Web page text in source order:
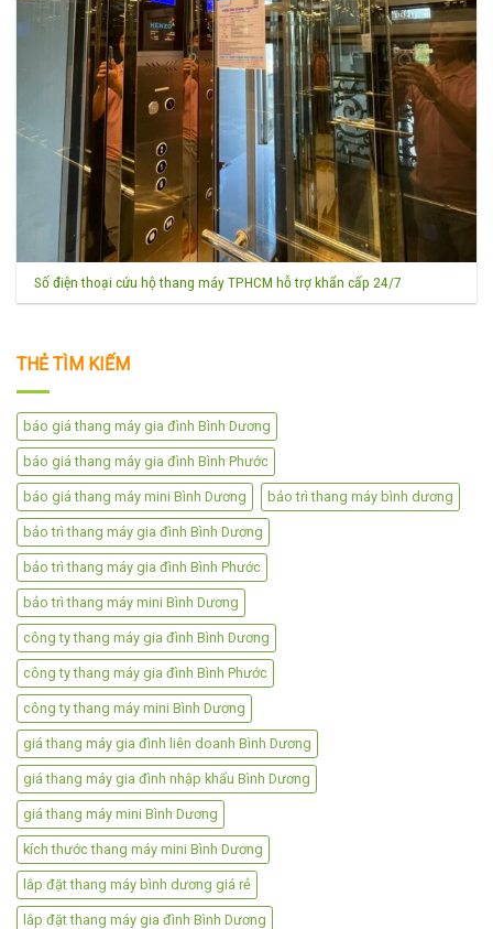
Số điện thoại cứu hộ thang máy TPHCM hỗ trợ khẩn cấp 24/7
THẺ TÌM KIẾM
báo giá thang máy gia đình Bình Dương
báo giá thang máy gia đình Bình Phước
báo giá thang máy mini Bình Dương bảo trì thang máy bình dương
bảo trì thang máy gia đình Bình Dương
bảo trì thang máy gia đình Bình Phước
bảo trì thang máy mini Bình Dương
công ty thang máy gia đình Bình Dương
công ty thang máy gia đình Bình Phước
công ty thang máy mini Bình Dương
giá thang máy gia đình liên doanh Bình Dương
giá thang máy gia đình nhập khẩu Bình Dương
giá thang máy mini Bình Dương
kích thước thang máy mini Bình Dương
lắp đặt thang máy bình dương giá rẻ
lắp đặt thang máy gia đình Bình Dương